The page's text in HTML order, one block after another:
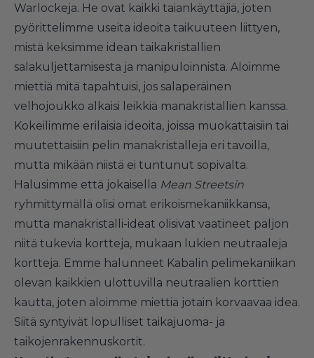
Warlockeja. He ovat kaikki taiankäyttäjiä, joten
pyörittelimme useita ideoita taikuuteen liittyen,
mistä keksimme idean taikakristallien
salakuljettamisesta ja manipuloinnista. Aloimme
miettiä mitä tapahtuisi, jos salaperäinen
velhojoukko alkaisi leikkiä manakristallien kanssa.
Kokeilimme erilaisia ideoita, joissa muokattaisiin tai
muutettaisiin pelin manakristalleja eri tavoilla,
mutta mikään niistä ei tuntunut sopivalta.
Halusimme että jokaisella Mean Streetsin
ryhmittymällä olisi omat erikoismekaniikkansa,
mutta manakristalli-ideat olisivat vaatineet paljon
niitä tukevia kortteja, mukaan lukien neutraaleja
kortteja. Emme halunneet Kabalin pelimekaniikan
olevan kaikkien ulottuvilla neutraalien korttien
kautta, joten aloimme miettiä jotain korvaavaa idea.
Siitä syntyivät lopulliset taikajuoma- ja
taikojenrakennuskortit.